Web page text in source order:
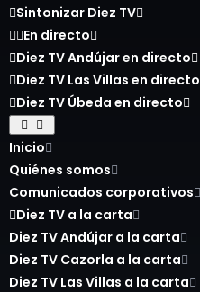
Sintonizar Diez TV
En directo
Diez TV Andújar en directo
Diez TV Las Villas en directo
Diez TV Úbeda en directo
Inicio
Quiénes somos
Comunicados corporativos
Diez TV a la carta
Diez TV Andújar a la carta
Diez TV Cazorla a la carta
Diez TV Las Villas a la carta